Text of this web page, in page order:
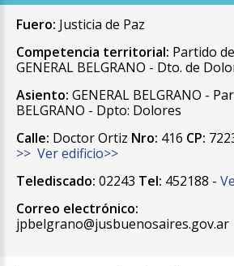
Fuero: Justicia de Paz
Competencia territorial: Partido de
GENERAL BELGRANO - Dto. de
Asiento: GENERAL BELGRANO -
BELGRANO - Dpto: Dolores
Calle: Doctor Ortiz Nro: 416 CP:
>> Ver edificio>>
Telediscado: 02243 Tel: 452188 -
Correo electrónico:
jpbelgrano@jusbuenosaires.gov.ar